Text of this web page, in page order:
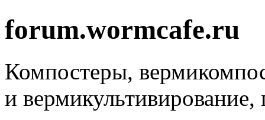
forum.wormcafe.ru
Компостеры,
и